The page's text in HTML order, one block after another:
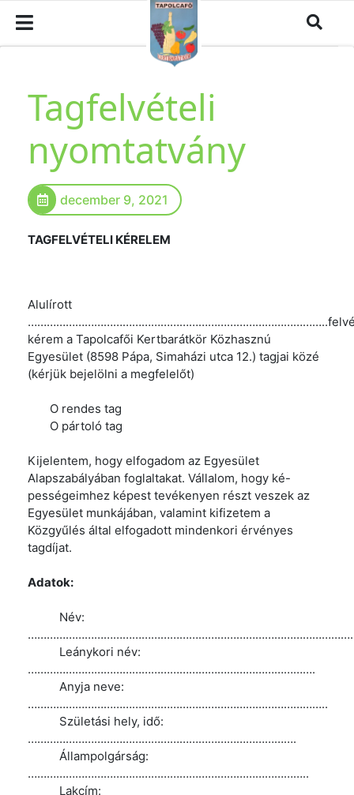
Tagfelvételi
nyomtatvány
december 9, 2021
TAGFELVÉTELI KÉRELEM
Alulírott
kérem a Tapolcafői Kertbarátkör Közhasznú
Egyesület (8598 Pápa, Simaházi utca 12.) tagjai közé
(kérjük bejelölni a megfelelőt)
O rendes tag
O pártoló tag
Kijelentem, hogy elfogadom az Egyesület
Alapszabályában foglaltakat. Vállalom, hogy ké-
pességeimhez képest tevékenyen részt veszek az
Egyesület munkájában, valamint kifizetem a
Közgyűlés által elfogadott mindenkori érvényes
tagdíjat.
Adatok:
Név:
Leánykori név:
……………………………………………………………………………….
Anyja neve:
…………………………………………………………………………………..
Születási hely, idő:
………………………………………………………………………….
Állampolgárság:
……………………………………………………………………………..
Lakcím: